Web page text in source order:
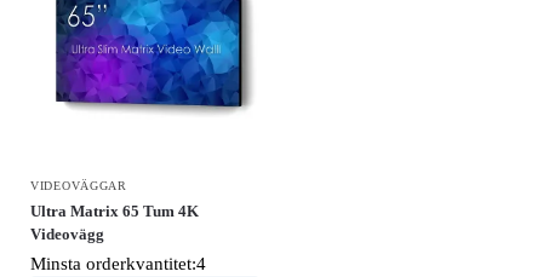
VIDEOVÄGGAR
Ultra Matrix 65 Tum 4K
Videovägg
Minsta orderkvantitet:4